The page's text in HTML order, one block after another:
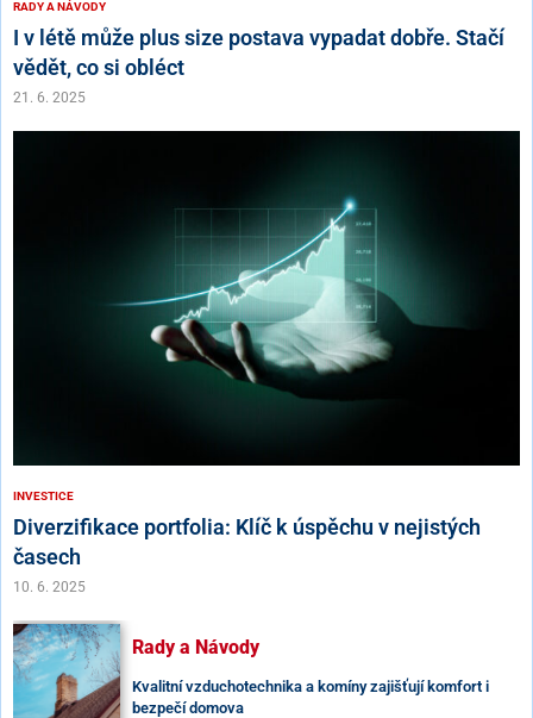
RADY A NÁVODY
I v létě může plus size postava vypadat dobře. Stačí
vědět, co si obléct
21. 6. 2025
INVESTICE
Diverzifikace portfolia: Klíč k úspěchu v nejistých
časech
10. 6. 2025
Rady a Návody
Kvalitní vzduchotechnika a komíny zajišťují komfort i
bezpečí domova